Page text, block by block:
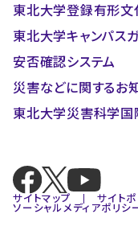
東北大学登録有形文
東北大学キャンパス
安否確認システム
災害などに関するお
東北大学災害科学国
サイトマップ サイト
ソーシャルメディアポリシ